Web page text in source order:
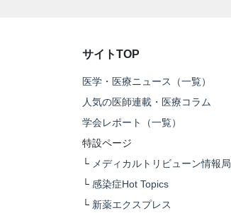
サイトTOP
医学・医療ニュース（一覧）
人気の医師連載・医療コラム
学会レポート（一覧）
特設ページ
└ メディカルトリビューン情報局
└ 感染症Hot Topics
└ 新薬エクスプレス